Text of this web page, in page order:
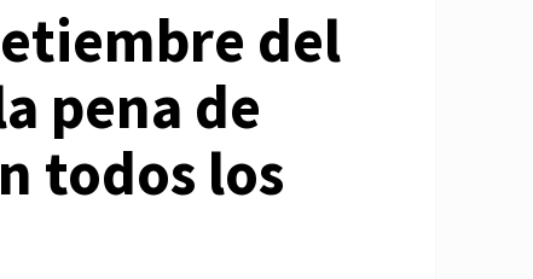
del
pena de
todos los